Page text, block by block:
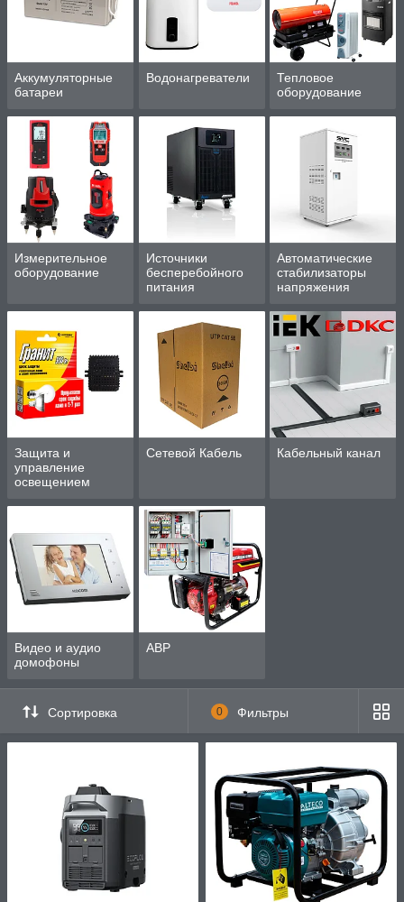
Аккумуляторные
батареи
Водонагреватели
Тепловое
оборудование
Измерительное
оборудование
Источники
бесперебойного
питания
Автоматические
стабилизаторы
напряжения
Защита и
управление
освещением
Сетевой Кабель Кабельный канал
Видео и аудио
домофоны
АВР
Сортировка 0 Фильтры